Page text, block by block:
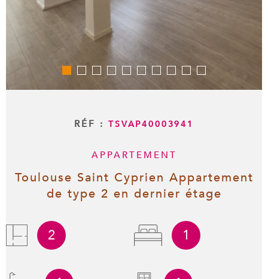
RÉF :TSVAP40003941
APPARTEMENT
Toulouse Saint Cyprien Appartement
de type 2 en dernier étage
2 1